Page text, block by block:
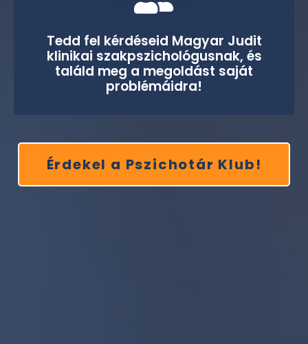
Tedd fel kérdéseid Magyar Judit
klinikai szakpszichológusnak, és
találd meg a megoldást saját
problémáidra!
Érdekel a Pszichotár Klub!